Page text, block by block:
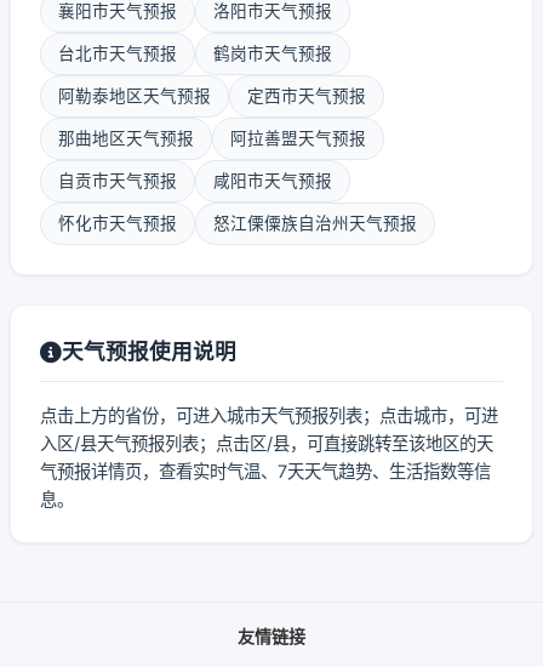
襄阳市天气预报 洛阳市天气预报
台北市天气预报 鹤岗市天气预报
阿勒泰地区天气预报 定西市天气预报
那曲地区天气预报 阿拉善盟天气预报
自贡市天气预报 咸阳市天气预报
怀化市天气预报 怒江傈僳族自治州天气预报
天气预报使用说明
点击上方的省份，可进入城市天气预报列表；点击城市，可进
入区/县天气预报列表；点击区/县，可直接跳转至该地区的天
气预报详情页，查看实时气温、7天天气趋势、生活指数等信
息。
友情链接